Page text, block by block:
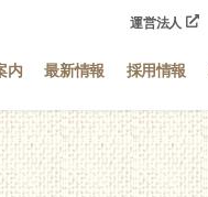
運営法人
内 最新情報 採用情報